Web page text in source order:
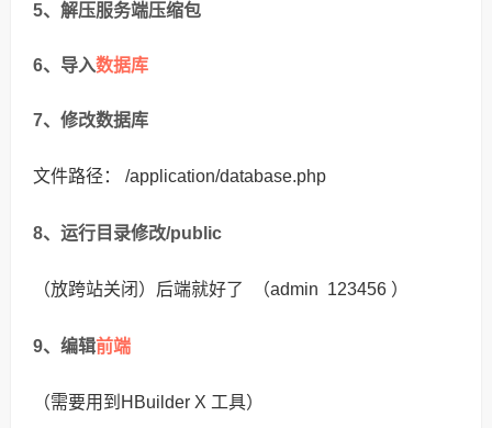
5、解压服务端压缩包
6、导入数据库
7、修改数据库
文件路径： /application/database.php
8、运行目录修改/public
（放跨站关闭）后端就好了 （admin 123456 ）
9、编辑前端
（需要用到HBuilder X 工具）